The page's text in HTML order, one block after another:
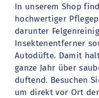
In unserem Shop
hochwertiger
darunter
Insektenentferner
Autodüfte. Damit
ganze Jahr über
duftend. Besuchen
um direkt vor Ort